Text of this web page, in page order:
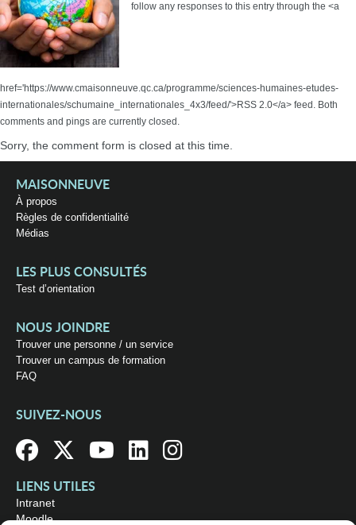
follow any responses to this entry through the <a
href='https://www.cmaisonneuve.qc.ca/programme/sciences-humaines-etudes-
internationales/schumaine_internationales_4x3/feed/'>RSS 2.0</a> feed. Both
comments and pings are currently closed.
Sorry, the comment form is closed at this time.
MAISONNEUVE
À propos
Règles de confidentialité
Médias
LES PLUS CONSULTÉS
Test d’orientation
NOUS JOINDRE
Trouver une personne / un service
Trouver un campus de formation
FAQ
SUIVEZ-NOUS
LIENS UTILES
Intranet
Moodle